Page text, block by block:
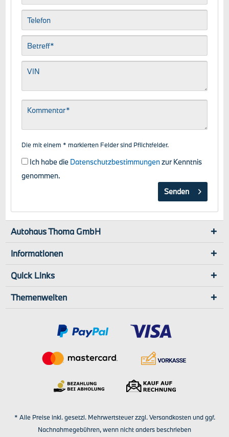
Die mit einem * markierten Felder sind Pflichtfelder.
Ich habe die Datenschutzbestimmungenzur Kenntnis
genommen.
Senden
Autohaus Thoma GmbH
Informationen
Quick Links
Themenwelten
* Alle Preise inkl. gesetzl. Mehrwertsteuer zzgl.Versandkostenund ggf.
Nachnahmegebühren, wenn nicht anders beschrieben